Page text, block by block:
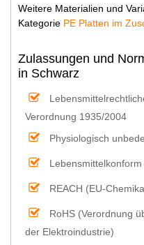
Weitere Materialien und
Kategorie PE Platten im
Zulassungen und
in Schwarz
Verordnung 1935/2004
Physiologisch
Lebensmittelkonform
REACH (EU-
RoHS (Verordnung
der Elektroindustrie)